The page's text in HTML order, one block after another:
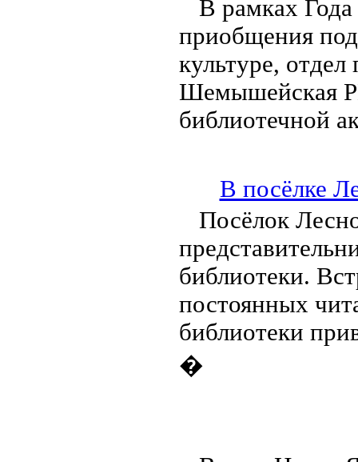
В рамках
приобщения
культуре,
Шемышейская
библиотечной
В посёлке
Посёлок
библиотеки.
постоянных
библиотеки
�